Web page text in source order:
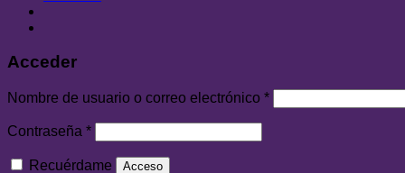
Acceder
Nombre de usuario o correo electrónico *
Contraseña *
Recuérdame Acceso